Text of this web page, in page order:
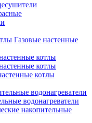
Газовые настенные
котлы
котлы
котлы
водонагреватели
накопительные